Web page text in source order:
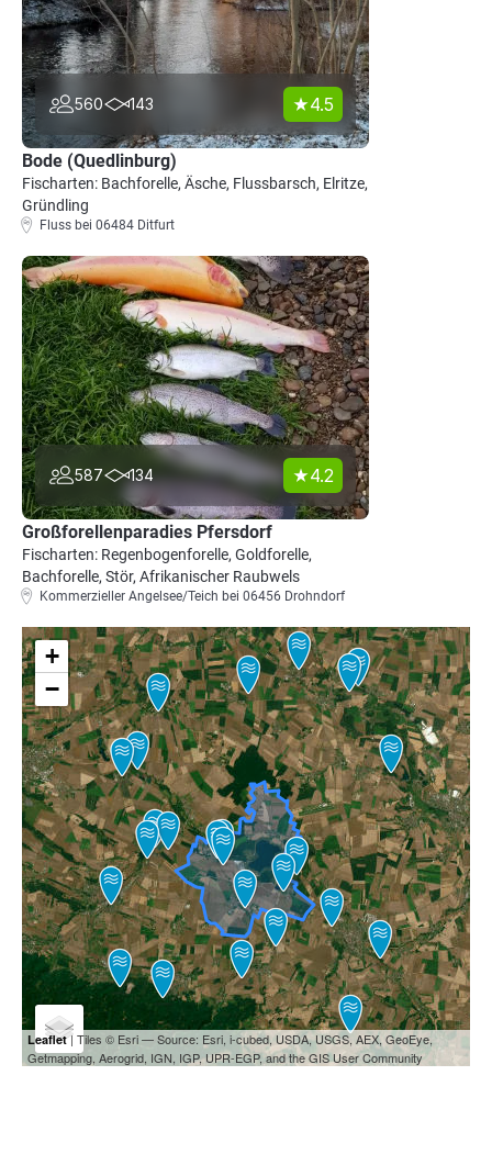
560 143 4.5
Bode (Quedlinburg)
Fischarten: Bachforelle, Äsche, Flussbarsch, Elritze,
Gründling
Fluss bei 06484 Ditfurt
587 134 4.2
Großforellenparadies Pfersdorf
Fischarten: Regenbogenforelle, Goldforelle,
Bachforelle, Stör, Afrikanischer Raubwels
Kommerzieller Angelsee/Teich bei 06456 Drohndorf
+
−
Leaflet| Tiles © Esri — Source: Esri, i-cubed, USDA, USGS, AEX, GeoEye,
Getmapping, Aerogrid, IGN, IGP, UPR-EGP, and the GIS User Community